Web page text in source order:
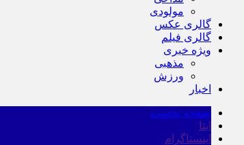
مولودی
گالری عکس
گالری فیلم
ویژه خبری
مذهبی
ورزش
اخبار
صفحه نخست
ایتا
اینستاگرام